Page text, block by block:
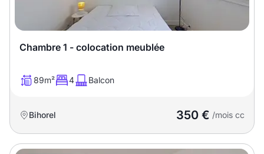
T16
Chambre 1 - colocation meublée
89m² 4 Balcon
Bihorel 350 € /mois cc